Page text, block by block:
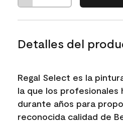
Detalles del
Regal Select es la
la que los profesionales
durante años para
reconocida calidad de